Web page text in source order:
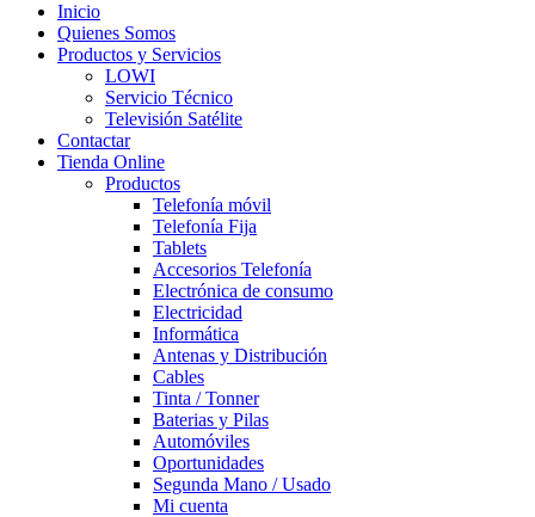
Inicio
Quienes Somos
Productos y Servicios
LOWI
Servicio Técnico
Televisión Satélite
Contactar
Tienda Online
Productos
Telefonía móvil
Telefonía Fija
Tablets
Accesorios Telefonía
Electrónica de consumo
Electricidad
Informática
Antenas y Distribución
Cables
Tinta / Tonner
Baterias y Pilas
Automóviles
Oportunidades
Segunda Mano / Usado
Mi cuenta